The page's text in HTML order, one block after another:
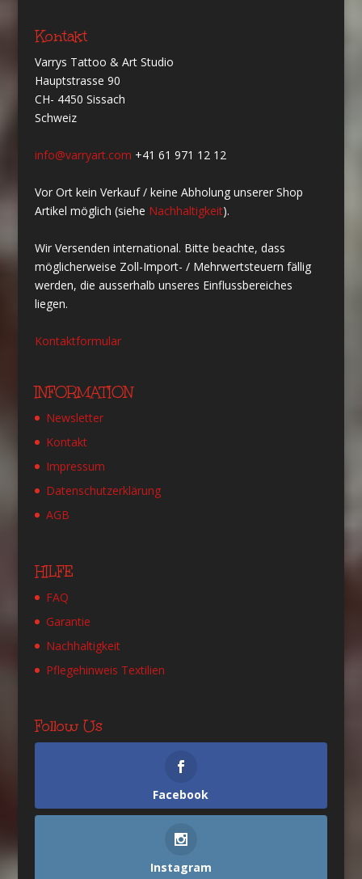
Kontakt
Varrys Tattoo & Art Studio
Hauptstrasse 90
CH- 4450 Sissach
Schweiz
info@varryart.com +41 61 971 12 12
Vor Ort kein Verkauf / keine Abholung unserer Shop
Artikel möglich (siehe Nachhaltigkeit).
Wir Versenden international. Bitte beachte, dass
möglicherweise Zoll-Import- / Mehrwertsteuern fällig
werden, die ausserhalb unseres Einflussbereiches
liegen.
Kontaktformular
INFORMATION
Newsletter
Kontakt
Impressum
Datenschutzerklärung
AGB
HILFE
FAQ
Garantie
Nachhaltigkeit
Pflegehinweis Textilien
Follow Us
Facebook
Instagram